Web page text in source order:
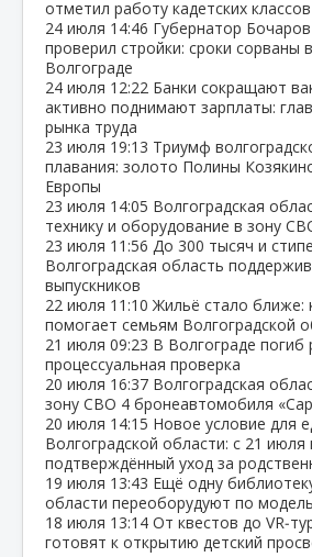
отметил работу кадетских классов
24 июля 14:46 Губернатор
проверил стройки: сроки сорваны
Волгограде
24 июля 12:22 Банки сокращают
активно поднимают зарплаты:
рынка труда
23 июля 19:13 Триумф
плавания: золото Полины
Европы
23 июля 14:05 Волгоградская
технику и оборудование в зону
23 июля 11:56 До 300 тысяч и
Волгоградская область
выпускников
22 июля 11:10 Жильё стало ближе:
помогает семьям Волгоградской
21 июля 09:23 В Волгограде погиб
процессуальная проверка
20 июля 16:37 Волгоградская
зону СВО 4 бронеавтомобиля
20 июля 14:15 Новое условие для
Волгоградской области: с 21 июля
подтверждённый уход за
19 июля 13:43 Ещё одну
области переоборудуют по
18 июля 13:14 От квестов до
готовят к открытию детский